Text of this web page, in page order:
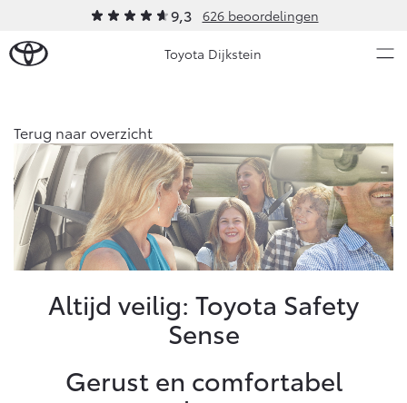
9,3 626 beoordelingen
Toyota Dijkstein
Ons bedrijf
Ons bedrijf
Vacatures
Klantbeoordelingen
Contact en Route
Nieuws en Acties
Onderhoud
Schade melden
Terug naar overzicht
Altijd veilig: Toyota Safety
Sense
Gerust en comfortabel